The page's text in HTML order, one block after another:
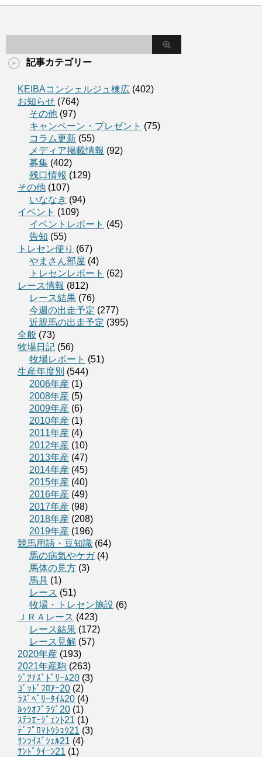
記事カテゴリー
KEIBAコンシェルジュ棟広 (402)
お知らせ (764)
その他 (97)
キャンペーン・プレゼント (75)
コラム更新 (55)
メディア掲載情報 (92)
募集 (402)
残口情報 (129)
その他 (107)
いななき (94)
イベント (109)
イベントレポート (45)
告知 (55)
トレセン便り (67)
やまさん部屋 (4)
トレセンレポート (62)
レース情報 (812)
レース結果 (76)
今週の出走予定 (277)
近親馬の出走予定 (395)
全般 (73)
牧場日記 (56)
牧場レポート (51)
生産年度別 (544)
2006年産 (1)
2008年産 (5)
2009年産 (6)
2010年産 (1)
2011年産 (4)
2012年産 (10)
2013年産 (47)
2014年産 (45)
2015年産 (40)
2016年産 (49)
2017年産 (98)
2018年産 (208)
2019年産 (196)
競馬用語・豆知識 (64)
馬の病気やケガ(4)
馬体の見方 (3)
馬具 (1)
レース (51)
牧場・トレセン施設 (6)
ＪＲＡレース (423)
レース結果 (172)
レース見解 (57)
2020年産 (193)
2021年産駒 (263)
ｼﾞｱﾅｽﾞﾄﾞﾘｰﾑ20 (3)
ｺﾞｯﾄﾞﾌﾛｱｰ20 (2)
ﾗｽﾞﾍﾞﾘｰﾀｲﾑ20 (4)
ﾙｯｸｵﾌﾞﾗｳﾞ20 (1)
ｽﾃﾗｴｰｼﾞｪﾝﾄ21 (1)
ﾃﾞﾌﾟﾛﾏﾄｳｼｮｳ21 (3)
ｻﾝﾗｲｽﾞｼｪﾙ21 (4)
ｻﾝﾄﾞｸｲｰﾝ21 (1)